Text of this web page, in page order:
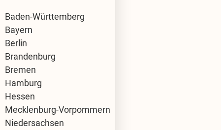
Baden-Württemberg
Bayern
Berlin
Brandenburg
Bremen
Hamburg
Hessen
Mecklenburg-Vorpommern
Niedersachsen